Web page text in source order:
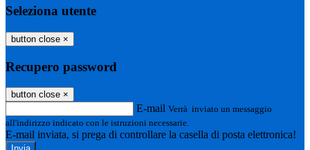
Seleziona utente
button close ×
Recupero password
button close ×
E-mail Verrà inviato un messaggio
all'indirizzo indicato con le istruzioni necessarie.
E-mail inviata, si prega di controllare la casella di posta elettronica!